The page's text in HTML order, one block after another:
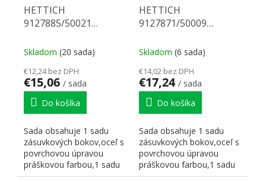
HETTICH
9127885/50021
Skladom (20 sada)
€12,24 bez DPH
€15,06 / sada
Do košíka
Sada obsahuje 1 sadu
zásuvkových bokov,oceľ s
povrchovou úpravou
práškovou farbou,1 sadu
korpusových koľajničiek...
HETTICH
9127871/50009
Skladom (6 sada)
€14,02 bez DPH
€17,24 / sada
Do košíka
Sada obsahuje 1 sadu
zásuvkových bokov,oceľ s
povrchovou úpravou
práškovou farbou,1 sadu
korpusových koľajničiek...